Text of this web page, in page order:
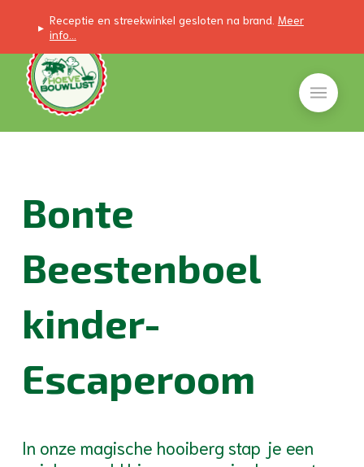
▸ Receptie en streekwinkel gesloten na brand. Meer
info...
Bonte
Beestenboel
kinder-
Escaperoom
In onze magische hooiberg stap je een